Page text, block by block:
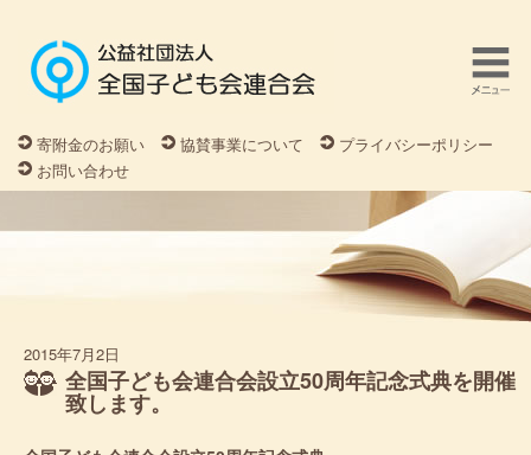
寄附金のお願い 協賛事業について
プライバシーポリシー
お問い合わせ
2015年7月2日
全国子ども会連合会設立50周年記念式典を開催
致します。